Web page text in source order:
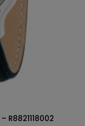
R8821118002